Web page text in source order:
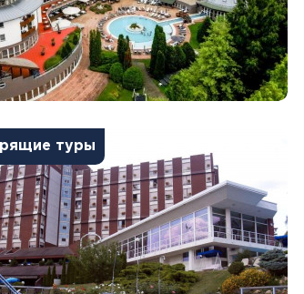
Тенерифе
Турция
Финляндия
Франция
Хорватия
Шотландия
Эстония
Южная Корея
Смотреть все
туры